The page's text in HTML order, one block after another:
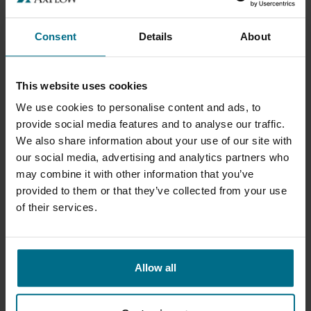
Consent Details About
This website uses cookies
We use cookies to personalise content and ads, to
provide social media features and to analyse our traffic.
We also share information about your use of our site with
our social media, advertising and analytics partners who
may combine it with other information that you’ve
provided to them or that they’ve collected from your use
of their services.
Allow all
SANDPIPER F-SERIES PREMIUM
Flow op til 678 l/min
Tryk op til 8,6 bar